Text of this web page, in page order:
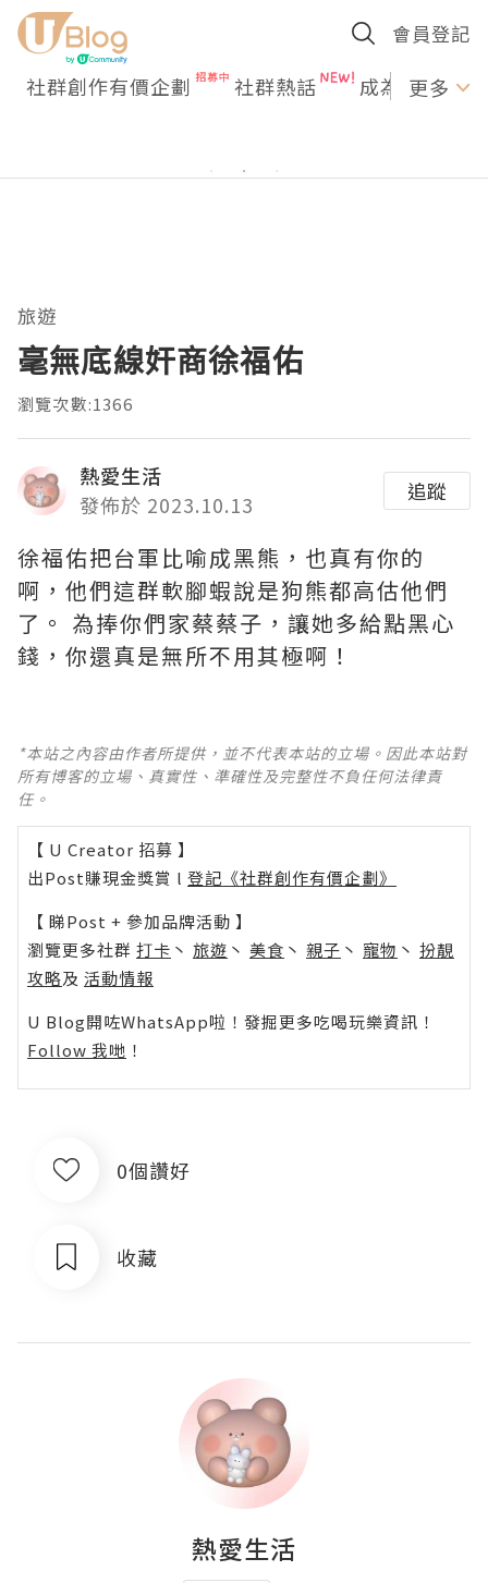
會員登記
社群創作有價企劃 社群熱話 成為U更多
旅遊
毫無底線奸商徐福佑
瀏覽次數:1366
熱愛生活
發佈於 2023.10.13
追蹤
徐福佑把台軍比喻成黑熊，也真有你的
啊，他們這群軟腳蝦說是狗熊都高估他們
了。 為捧你們家蔡蔡子，讓她多給點黑心
錢，你還真是無所不用其極啊！
*本站之內容由作者所提供，並不代表本站的立場。因此本站對
所有博客的立場、真實性、準確性及完整性不負任何法律責
任。
【 U Creator 招募 】
出Post賺現金獎賞 l 登記《社群創作有價企劃》
【 睇Post + 參加品牌活動 】
瀏覽更多社群 打卡 丶 旅遊 丶 美食 丶 親子 丶 寵物 丶 扮靚
攻略及 活動情報
U Blog開咗WhatsApp啦！發掘更多吃喝玩樂資訊！
Follow 我哋 ！
0個讚好
收藏
熱愛生活